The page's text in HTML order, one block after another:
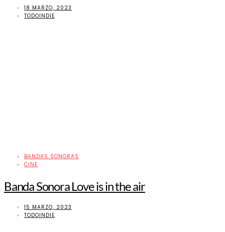
18 MARZO, 2023
TODOINDIE
BANDAS SONORAS
CINE
Banda Sonora Love is in the air
15 MARZO, 2023
TODOINDIE